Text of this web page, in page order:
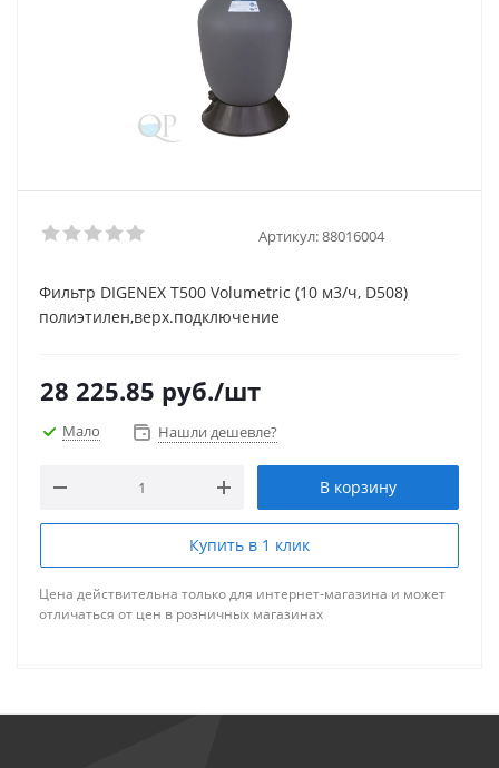
Артикул:88016004
Фильтр DIGENEX T500 Volumetric (10 м3/ч, D508)
полиэтилен,верх.подключение
28 225.85 руб./шт
Мало Нашли дешевле?
В корзину
Купить в 1 клик
Цена действительна только для интернет-магазина и может
отличаться от цен в розничных магазинах